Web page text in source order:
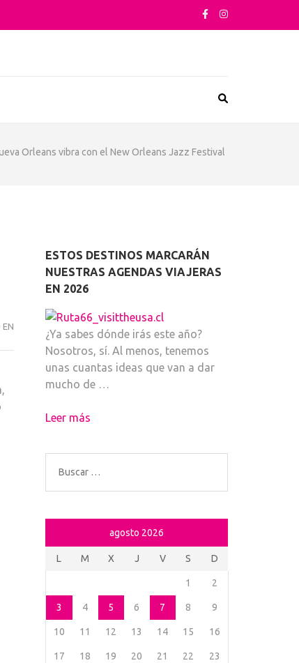
Orleans vibra con el New Orleans Jazz Festival
ENNUEVA
ORLEANS
ESTOS DESTINOS MARCARÁN
NUESTRAS AGENDAS VIAJERAS
EN 2026
¿Ya sabes dónde irás este año?
Nosotros, sí. Al menos, tenemos
unas cuantas ideas que van a dar
mucho de …
Leer más
Buscar:
agosto 2026
L M X J V S D
1 2
3 4 5 6 7 8 9
10 11 12 13 14 15 16
17 18 19 20 21 22 23